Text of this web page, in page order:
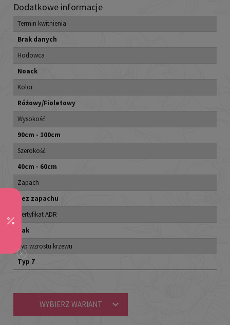
Dodatkowe informacje
Termin kwitnienia
Brak danych
Hodowca
Noack
Kolor
Różowy/Fioletowy
Wysokość
90cm - 100cm
Szerokość
40cm - 60cm
Zapach
Bez zapachu
Certyfikat ADR
Tak
Typ wzrostu krzewu
Typ 7
WYBIERZ WARIANT